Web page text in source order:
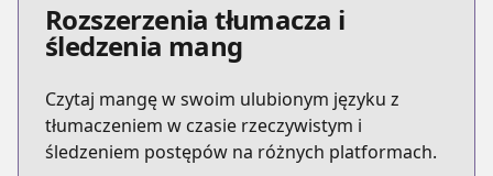
Rozszerzenia tłumacza i
śledzenia mang
Czytaj mangę w swoim ulubionym języku z
tłumaczeniem w czasie rzeczywistym i
śledzeniem postępów na różnych platformach.